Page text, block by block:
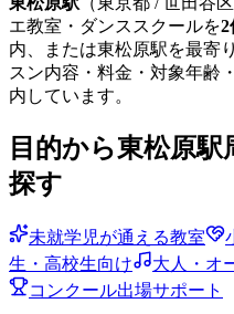
エ教室・ダンススクールを2
内、または東松原駅を最寄
スン内容・料金・対象年齢
内しています。
目的から東松原駅
探す
未就学児が通える教室
生・高校生向け
大人・オ
コンクール出場サポート